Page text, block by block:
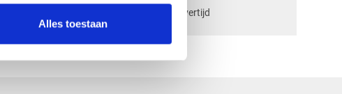
Alles toestaan
dagen levertijd